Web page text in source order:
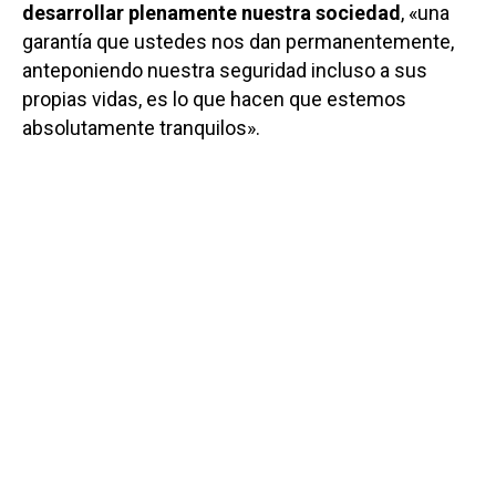
desarrollar plenamente nuestra sociedad , «una
garantía que ustedes nos dan permanentemente,
anteponiendo nuestra seguridad incluso a sus
propias vidas, es lo que hacen que estemos
absolutamente tranquilos».